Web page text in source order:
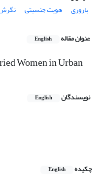
باروری
هویت جنسیتی
عنوان مقاله English
Women in Urban
نویسندگان English
چکیده
English